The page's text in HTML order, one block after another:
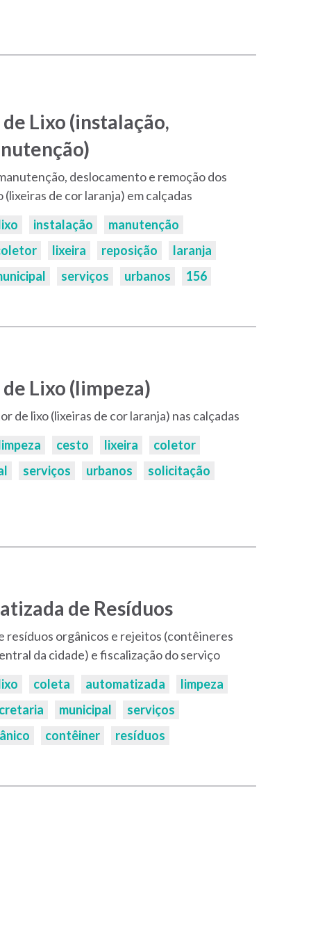
Lixo (instalação,
deslocamento e remoção dos
de cor laranja) em calçadas
instalação
manutenção
lixeira reposição
laranja
serviços urbanos 156
Lixo (limpeza)
de lixo (lixeiras de cor laranja) nas calçadas
cesto lixeira
coletor
serviços urbanos
solicitação
de Resíduos
resíduos orgânicos e rejeitos (contêineres
da cidade) e fiscalização do serviço
coleta automatizada
limpeza
municipal
serviços
contêiner resíduos